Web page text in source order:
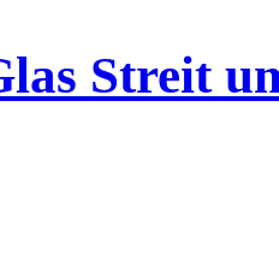
Streit